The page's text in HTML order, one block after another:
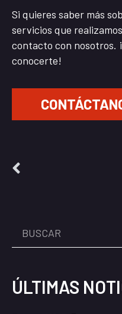
Si quieres saber más
servicios que
contacto con nosotros.
conocerte!
ÚLTIMAS